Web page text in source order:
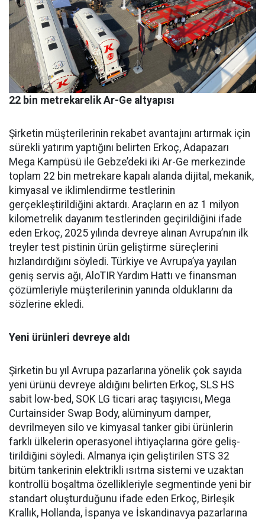
22 bin metrekarelik Ar-Ge altyapısı
Şirketin müşterilerinin reka­bet avantajını artırmak için
sü­rekli yatırım yaptığını belirten Erkoç, Adapazarı
Mega Kampü­sü ile Gebze’deki iki Ar-Ge mer­kezinde
toplam 22 bin metreka­re kapalı alanda dijital, mekanik,
kimyasal ve iklimlendirme test­lerinin
gerçekleştirildiğini ak­tardı. Araçların en az 1 milyon
kilometrelik dayanım testlerin­den geçirildiğini ifade
eden Er­koç, 2025 yılında devreye alınan Avrupa’nın ilk
treyler test pisti­nin ürün geliştirme süreçlerini
hızlandırdığını söyledi. Türkiye ve Avrupa’ya yayılan
geniş ser­vis ağı, AloTIR Yardım Hattı ve finansman
çözümleriyle müşte­rilerinin yanında olduklarını da
sözlerine ekledi.
Yeni ürünleri devreye aldı
Şirketin bu yıl Avrupa pazar­larına yönelik çok sayıda
yeni ürünü devreye aldığını belirten Erkoç, SLS HS
sabit low-bed, SOK LG ticari araç taşıyıcısı, Mega
Curtainsider Swap Body, alüminyum damper,
devrilme­yen silo ve kimyasal tanker gibi ürünlerin
farklı ülkelerin ope­rasyonel ihtiyaçlarına göre geliş­
tirildiğini söyledi. Almanya için geliştirilen STS 32
bitüm tan­kerinin elektrikli ısıtma siste­mi ve uzaktan
kontrollü boşalt­ma özellikleriyle segmentinde yeni bir
standart oluşturduğunu ifade eden Erkoç, Birleşik
Kral­lık, Hollanda, İspanya ve İskan­dinavya pazarlarına